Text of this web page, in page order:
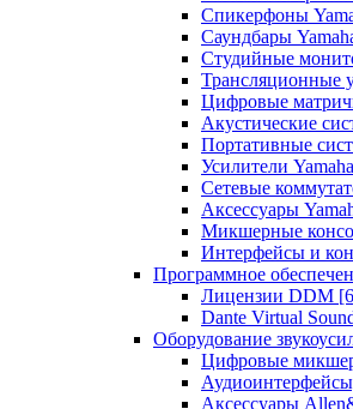
Спикерфоны
Саундбары
Студийные
Трансляционные
Цифровые
Акустические
Портативные
Усилители Yamaha
Сетевые
Аксессуары
Микшерные
Интерфейсы и
Программное
Лицензии DDM
Dante Virtual
Оборудование
Цифровые
Аксессуары